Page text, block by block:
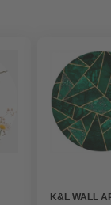
K&L WALL